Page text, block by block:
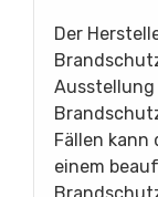
Der
Ausstellung
Fällen kann
einem